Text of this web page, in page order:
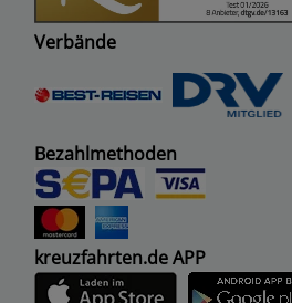
Verbände
Bezahlmethoden
kreuzfahrten.de APP